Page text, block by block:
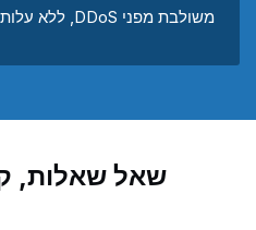
משולבת מפני DDoS, ללא עלות נוספת!
שאל שאלות,